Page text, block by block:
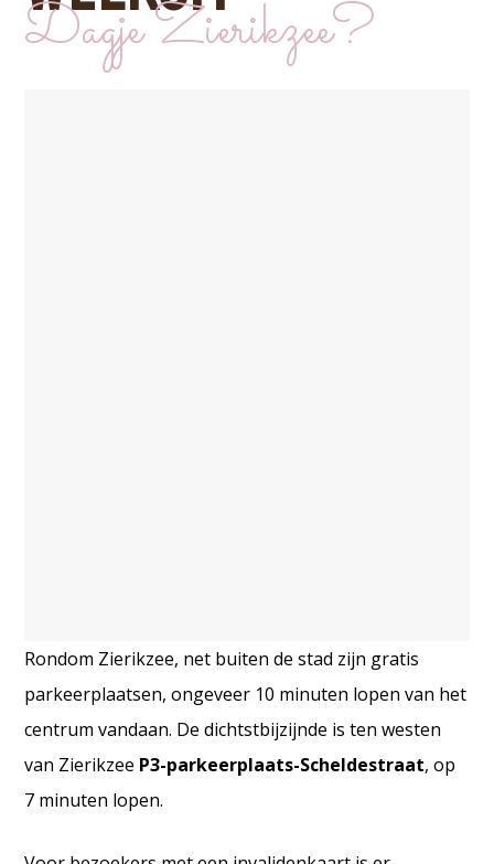
Dagje Zierikzee?
Rondom Zierikzee, net buiten de stad zijn gratis
parkeerplaatsen, ongeveer 10 minuten lopen van het
centrum vandaan. De dichtstbijzijnde is ten westen
van Zierikzee P3-parkeerplaats-Scheldestraat, op
7 minuten lopen.